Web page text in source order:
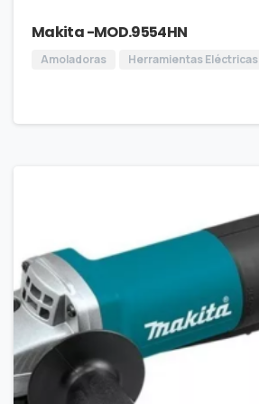
Makita -MOD.9554HN
Amoladoras Herramientas Eléctricas